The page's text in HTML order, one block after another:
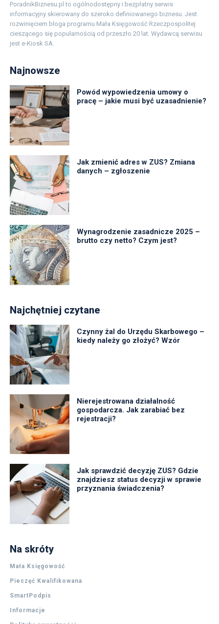
PoradnikBiznesu.pl to ogólnodostępny i bezpłatny serwis
informacyjny skierowany do szeroko definiowanego biznesu. Jest
rozwinięciem bloga programu Mała Księgowość Rzeczpospolitej
cieszącego się popularnością od przeszło 20 lat. Wydawcą serwisu
jest e-Kiosk SA.
Najnowsze
Powód wypowiedzenia umowy o
pracę – jakie musi być uzasadnienie?
Jak zmienić adres w ZUS? Zmiana
danych – zgłoszenie
Wynagrodzenie zasadnicze 2025 –
brutto czy netto? Czym jest?
Najchętniej czytane
Czynny żal do Urzędu Skarbowego –
kiedy należy go złożyć? Wzór
Nierejestrowana działalność
gospodarcza. Jak zarabiać bez
rejestracji?
Jak sprawdzić decyzję ZUS? Gdzie
znajdziesz status decyzji w sprawie
przyznania świadczenia?
Na skróty
Mała Księgowość
Pieczęć Kwalifikowana
SmartPodpis
Informacje